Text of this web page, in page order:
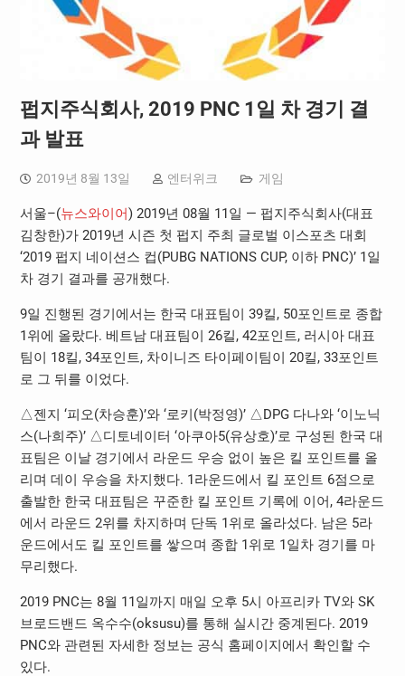
펍지주식회사, 2019 PNC 1일 차 경기 결
과 발표
2019년 8월 13일 엔터위크 게임
서울–(뉴스와이어) 2019년 08월 11일 — 펍지주식회사(대표
김창한)가 2019년 시즌 첫 펍지 주최 글로벌 이스포츠 대회
‘2019 펍지 네이션스 컵(PUBG NATIONS CUP, 이하 PNC)’ 1일
차 경기 결과를 공개했다.
9일 진행된 경기에서는 한국 대표팀이 39킬, 50포인트로 종합
1위에 올랐다. 베트남 대표팀이 26킬, 42포인트, 러시아 대표
팀이 18킬, 34포인트, 차이니즈 타이페이팀이 20킬, 33포인트
로 그 뒤를 이었다.
△젠지 ‘피오(차승훈)’와 ‘로키(박정영)’ △DPG 다나와 ‘이노닉
스(나희주)’ △디토네이터 ‘아쿠아5(유상호)’로 구성된 한국 대
표팀은 이날 경기에서 라운드 우승 없이 높은 킬 포인트를 올
리며 데이 우승을 차지했다. 1라운드에서 킬 포인트 6점으로
출발한 한국 대표팀은 꾸준한 킬 포인트 기록에 이어, 4라운드
에서 라운드 2위를 차지하며 단독 1위로 올라섰다. 남은 5라
운드에서도 킬 포인트를 쌓으며 종합 1위로 1일차 경기를 마
무리했다.
2019 PNC는 8월 11일까지 매일 오후 5시 아프리카 TV와 SK
브로드밴드 옥수수(oksusu)를 통해 실시간 중계된다. 2019
PNC와 관련된 자세한 정보는 공식 홈페이지에서 확인할 수
있다.